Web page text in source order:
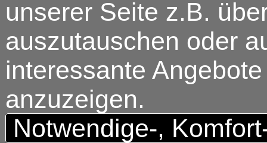
unserer Seite z.B.
auszutauschen oder
interessante
anzuzeigen.
Notwendige-,